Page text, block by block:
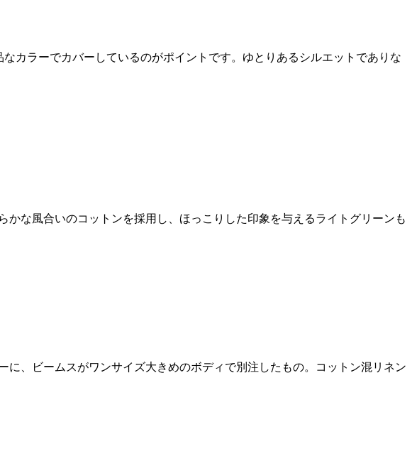
カラーでカバーしているのがポイントです。ゆとりあるシルエットでありな
な風合いのコットンを採用し、ほっこりした印象を与えるライトグリーンも
、ビームスがワンサイズ大きめのボディで別注したもの。コットン混リネン